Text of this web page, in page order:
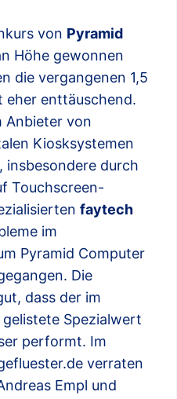
von Pyramid
Höhe gewonnen
die vergangenen 1,5
eher enttäuschend.
Anbieter von
Kiosksystemen
insbesondere durch
Touchscreen-
faytech
im
Pyramid Computer
Die
dass der im
gelistete Spezialwert
performt. Im
verraten
Empl und